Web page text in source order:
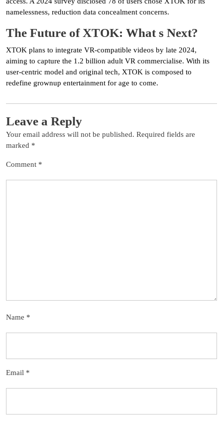
namelessness, reduction data concealment concerns.
The Future of XTOK: What s Next?
XTOK plans to integrate VR-compatible videos by late 2024,
aiming to capture the 1.2 billion adult VR commercialise. With its
user-centric model and original tech, XTOK is composed to
redefine grownup entertainment for age to come.
Leave a Reply
Your email address will not be published. Required fields are
marked *
Comment *
Name *
Email *